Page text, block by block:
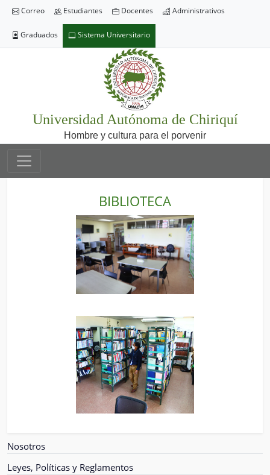
Correo Estudiantes Docentes Administrativos
Graduados Sistema Universitario
Universidad Autónoma de Chiriquí
Hombre y cultura para el porvenir
Nosotros
Leyes, Políticas y Reglamentos
BIBLIOTECA